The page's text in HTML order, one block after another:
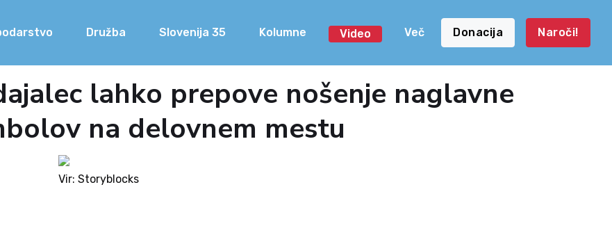
Družba Slovenija 35 Kolumne Video Več Donacija Naroči!
lahko prepove nošenje naglavne
na delovnem mestu
Vir: Storyblocks